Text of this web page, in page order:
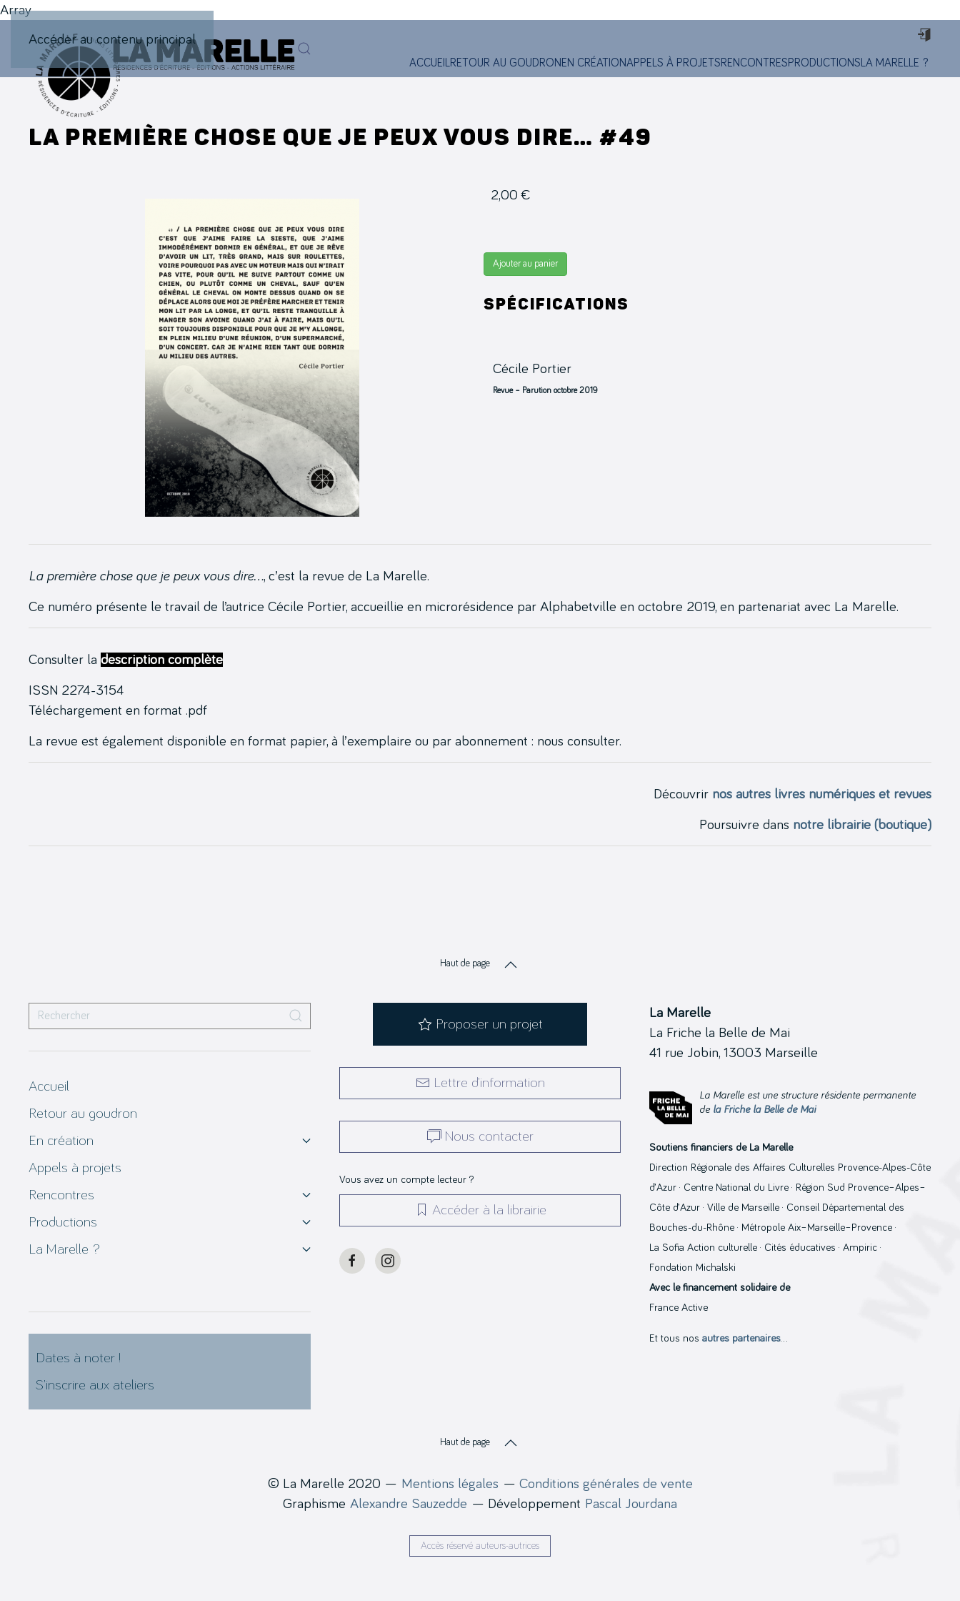
Array
Accéder au contenu principal
ACCUEIL RETOUR AU GOUDRON EN CRÉATIONAPPELS À PROJETSRENCONTRESPRODUCTIONS LA MARELLE ?
LA PREMIÈRE CHOSE QUE JE PEUX VOUS DIRE… #49
2,00 €
Ajouter au panier
Spécifications
Cécile Portier
Revue – Parution octobre 2019
La première chose que je peux vous dire…, c’est la revue de La Marelle.
Ce numéro présente le travail de l’autrice Cécile Portier, accueillie en microrésidence par Alphabetville en octobre 2019, en partenariat avec La Marelle.
Consulter la description complète
ISSN 2274-3154
Téléchargement en format .pdf
La revue est également disponible en format papier, à l’exemplaire ou par abonnement : nous consulter.
Découvrir nos autres livres numériques et revues
Poursuivre dans notre librairie (boutique)
Haut de page
Accueil
Retour au goudron
En création
Appels à projets
Rencontres
Productions
La Marelle ?
Dates à noter !
S’inscrire aux ateliers
Proposer un projet
Lettre d’information
Nous contacter
Vous avez un compte lecteur ?
Accéder à la librairie
La Marelle
La Friche la Belle de Mai
41 rue Jobin, 13003 Marseille
La Marelle est une structure résidente permanente
de la Friche la Belle de Mai
Soutiens financiers de La Marelle
Direction Régionale des Affaires Culturelles Provence-Alpes-Côte
d’Azur · Centre National du Livre · Région Sud Provence–Alpes–
Côte d’Azur · Ville de Marseille · Conseil Départemental des
Bouches-du-Rhône · Métropole Aix–Marseille–Provence ·
La Sofia Action culturelle · Cités éducatives · Ampiric ·
Fondation Michalski
Avec le financement solidaire de
France Active
Et tous nosautres partenaires…
Haut de page
© La Marelle 2020 — Mentions légales — Conditions générales de vente
Graphisme Alexandre Sauzedde — Développement Pascal Jourdana
Accès réservé auteurs-autrices